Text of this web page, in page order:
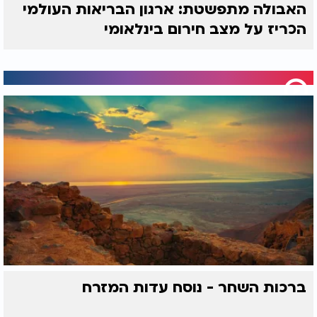
האבולה מתפשטת: ארגון הבריאות העולמי
הכריז על מצב חירום בינלאומי
ברכות השחר - נוסח עדות המזרח